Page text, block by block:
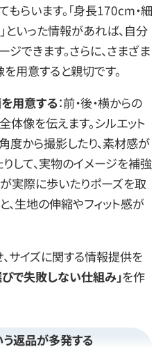
らいます。「身長170cm・細
といった情報があれば、自分
できます。さらに、さまざま
用意すると親切です。
用意する：前・後・横からの
体像を伝えます。シルエット
度から撮影したり、素材感が
して、実物のイメージを補強
が実際に歩いたりポーズを取
生地の伸縮やフィット感が
サイズに関する情報提供を
びで失敗しない仕組み」を作
う返品が多発する